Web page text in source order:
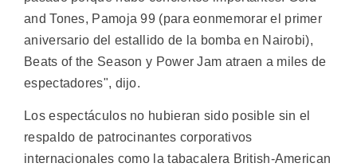
and Tones, Pamoja 99 (para eonmemorar el primer
aniversario del estallido de la bomba en Nairobi),
Beats of the Season y Power Jam atraen a miles de
espectadores", dijo.
Los espectáculos no hubieran sido posible sin el
respaldo de patrocinantes corporativos
internacionales como la tabacalera British-American